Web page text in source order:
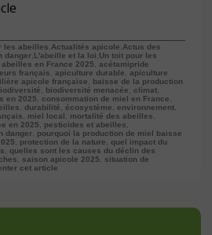
les abeilles,Actualités apicole,Actus des
danger, L'abeille et la loi,Un toit pour les
abeilles en France 2025, acétamipride
français, apiculture durable, apiculture
apicole française,
baisse de la production
, biodiversité menacée, climat,
en 2025, consommation de miel en France,
, durabilité, écosystème, environnement,
, miel local , mortalité des abeilles,
en 2025, pesticides et abeilles,
danger, pourquoi la production de miel baisse
, protection de la nature, quel impact du
, quelles sont les causes du déclin des
, saison apicole 2025, situation de
cet article